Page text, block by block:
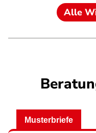
Alle
Musterbriefe